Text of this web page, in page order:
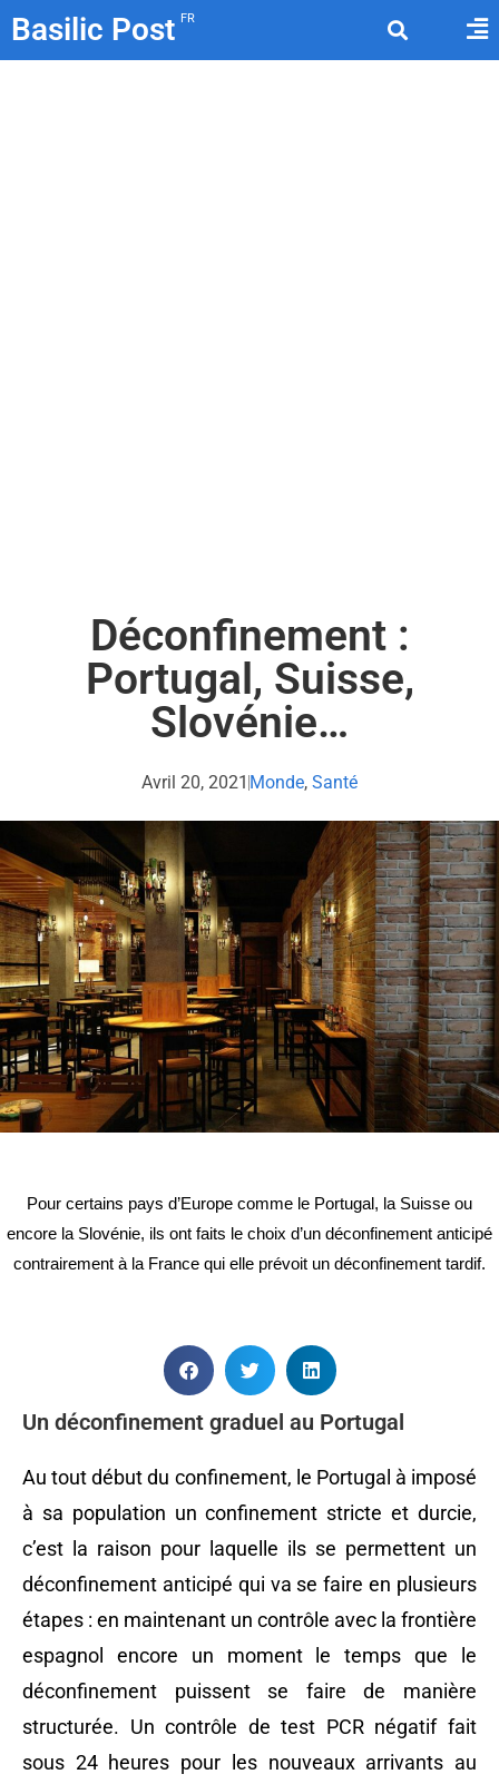
Basilic Post FR
Déconfinement :
Portugal, Suisse,
Slovénie…
Avril 20, 2021 Monde, Santé
Pour certains pays d’Europe comme le Portugal, la Suisse ou
encore la Slovénie, ils ont faits le choix d’un déconfinement anticipé
contrairement à la France qui elle prévoit un déconfinement tardif.
Un déconfinement graduel au Portugal
Au tout début du confinement, le Portugal à imposé
à sa population un confinement stricte et durcie,
c’est la raison pour laquelle ils se permettent un
déconfinement anticipé qui va se faire en plusieurs
étapes : en maintenant un contrôle avec la frontière
espagnol encore un moment le temps que le
déconfinement puissent se faire de manière
structurée. Un contrôle de test PCR négatif fait
sous 24 heures pour les nouveaux arrivants au